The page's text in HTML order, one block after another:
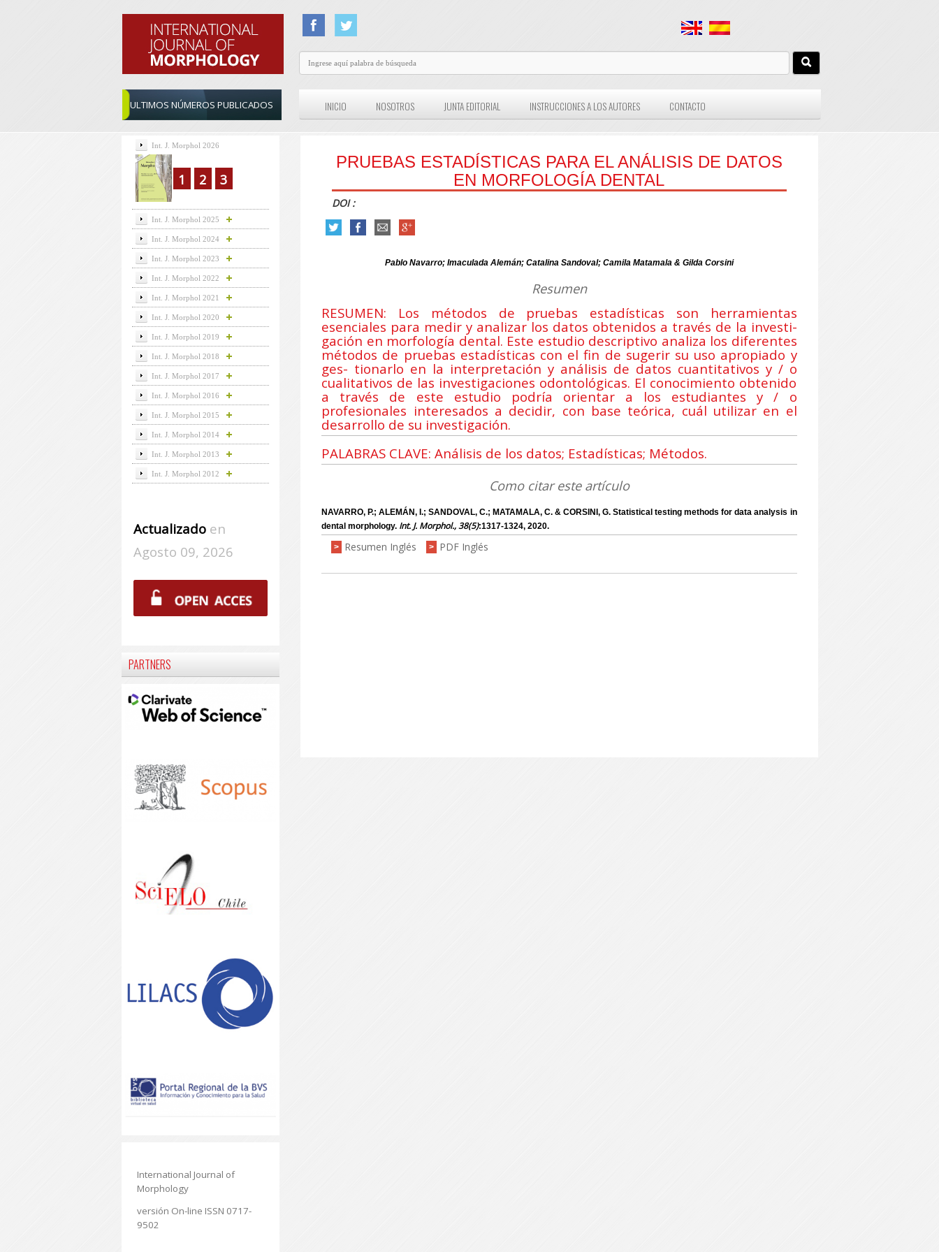
ULTIMOS NÚMEROS PUBLICADOS INICIO NOSOTROS JUNTA EDITORIAL INSTRUCCIONES A LOS AUTORES CONTACTO
PRUEBAS ESTADÍSTICAS PARA EL ANÁLISIS DE DATOS
EN MORFOLOGÍA DENTAL
DOI :
Pablo Navarro; Imaculada Alemán; Catalina Sandoval; Camila Matamala & Gilda Corsini
Resumen
RESUMEN: Los métodos de pruebas estadísticas son herramientas
esenciales para medir y analizar los datos obtenidos a través de la investi-
gación en morfología dental. Este estudio descriptivo analiza los diferentes
métodos de pruebas estadísticas con el fin de sugerir su uso apropiado y
ges- tionarlo en la interpretación y análisis de datos cuantitativos y / o
cualitativos de las investigaciones odontológicas. El conocimiento obtenido
a través de este estudio podría orientar a los estudiantes y / o
profesionales interesados a decidir, con base teórica, cuál utilizar en el
desarrollo de su investigación.
PALABRAS CLAVE: Análisis de los datos; Estadísticas; Métodos.
Como citar este artículo
NAVARRO, P.; ALEMÁN, I.; SANDOVAL, C.; MATAMALA, C. & CORSINI, G. Statistical testing methods for data analysis in
dental morphology. Int. J. Morphol., 38(5):1317-1324, 2020.
> Resumen Inglés > PDF Inglés
Int. J. Morphol 2026
1 2 3
Int. J. Morphol 2025
Int. J. Morphol 2024
Int. J. Morphol 2023
Int. J. Morphol 2022
Int. J. Morphol 2021
Int. J. Morphol 2020
Int. J. Morphol 2019
Int. J. Morphol 2018
Int. J. Morphol 2017
Int. J. Morphol 2016
Int. J. Morphol 2015
Int. J. Morphol 2014
Int. J. Morphol 2013
Int. J. Morphol 2012
Actualizadoen
Agosto 09, 2026
PARTNERS
International Journal of
Morphology
versión On-line ISSN 0717-
9502